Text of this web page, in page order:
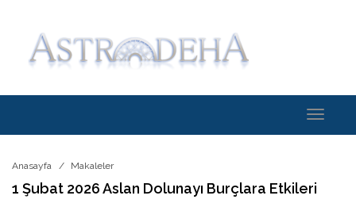
Toggle
Anasayfa Makaleler
1 Şubat 2026 Aslan Dolunayı Burçlara Etkileri